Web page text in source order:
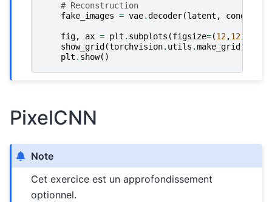
# Reconstruction
fake_images = vae.decoder(latent , condition
fig, ax = plt . subplots (figsize=(12,12))
show_grid (torchvision. utils .make_grid
plt . show()
PixelCNN
Note
Cet exercice est un approfondissement
optionnel.